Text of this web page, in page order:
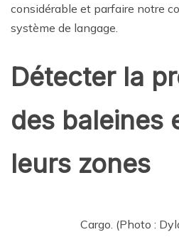
considérable et parfaire notre
système de langage.
Détecter la
des baleines
leurs zones
Cargo. (Photo :